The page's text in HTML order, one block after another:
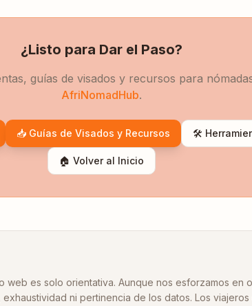
¿Listo para Dar el Paso?
guías de visados y recursos para
AfriNomadHub.
📥 Guías de Visados y Recursos 🛠️
🏠 Volver al Inicio
web es solo orientativa. Aunque nos esforzamos
ni pertinencia de los datos. Los